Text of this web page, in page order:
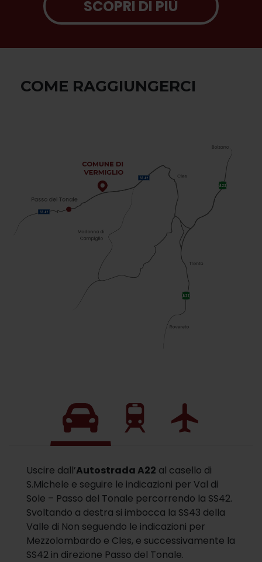
SCOPRI DI PIÙ
COME RAGGIUNGERCI
Uscire dall’Autostrada A22 al casello di
S.Michele e seguire le indicazioni per Val di
Sole – Passo del Tonale percorrendo la SS42.
Svoltando a destra si imbocca la SS43 della
Valle di Non seguendo le indicazioni per
Mezzolombardo e Cles, e successivamente la
SS42 in direzione Passo del Tonale.